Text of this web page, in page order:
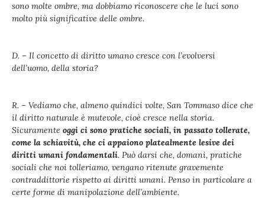
sono molte ombre, ma dobbiamo riconoscere che le luci sono
molto più significative delle ombre.
D. – Il concetto di diritto umano cresce con l’evolversi
dell’uomo, della storia?
R. – Vediamo che, almeno quindici volte, San Tommaso dice che
il diritto naturale è mutevole, cioè cresce nella storia.
Sicuramente oggi ci sono pratiche sociali, in passato tollerate,
come la schiavitù, che ci appaiono platealmente lesive dei
diritti umani fondamentali. Può darsi che, domani, pratiche
sociali che noi tolleriamo, vengano ritenute gravemente
contraddittorie rispetto ai diritti umani. Penso in particolare a
certe forme di manipolazione dell’ambiente.